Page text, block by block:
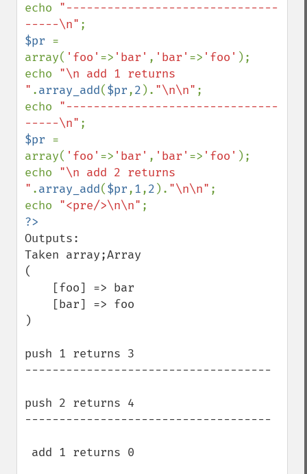
echo "-------------------------------
-----\n"
$pr =
array( 'foo' => 'bar' , 'bar' => 'foo' );
echo "\n add 1 returns
" .array_add($pr,2 ). "\n\n" ;
echo "-------------------------------
-----\n"
$pr =
array( 'foo' => 'bar' , 'bar' => 'foo' );
echo "\n add 2 returns
" .array_add($pr,1,2 ). "\n\n" ;
echo "<pre/>\n\n"
Outputs:
Taken array;Array
(
)
push 1 returns 3
------------------------------------
push 2 returns 4
------------------------------------